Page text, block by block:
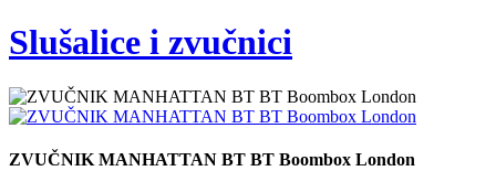
Slušalice i zvučnici
ZVUČNIK MANHATTAN BT BT Boombox London